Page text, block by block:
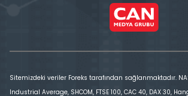
Sitemizdeki veriler Foreks tarafından sağlanmaktadır.
Industrial Average, SHCOM, FTSE 100, CAC 40, DAX 30,